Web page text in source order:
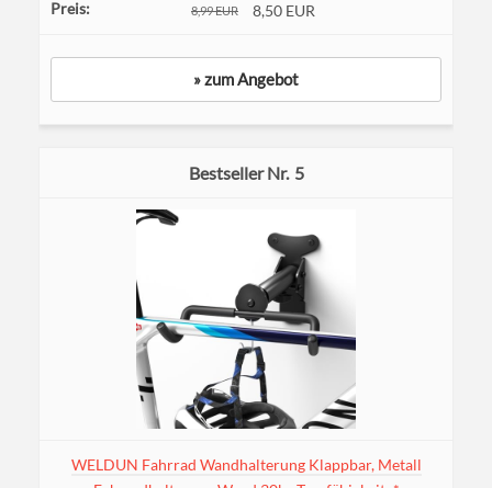
8,99 EUR 8,50 EUR
» zum Angebot
5
WELDUN Fahrrad Wandhalterung Klappbar, Metall